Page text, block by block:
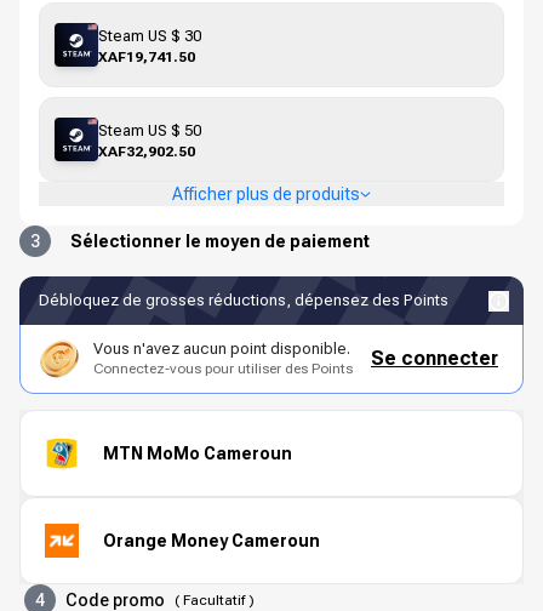
Steam US $ 30
XAF19,741.50
Steam US $ 50
XAF32,902.50
Afficher plus de produits
3 Sélectionner le moyen de paiement
Débloquez de grosses réductions, dépensez des Points
Vous n'avez aucun point disponible.
Connectez-vous pour utiliser des Points Se connecter
MTN MoMo Cameroun
Orange Money Cameroun
4 Code promo ( Facultatif)